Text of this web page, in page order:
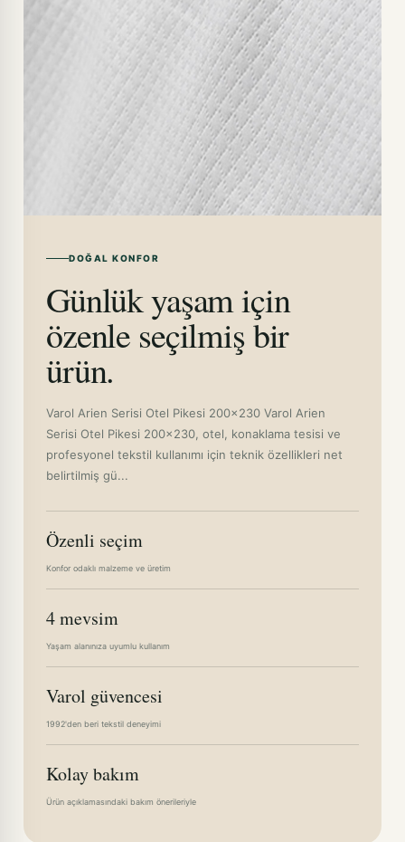
DOĞAL KONFOR
Günlük yaşam için
özenle seçilmiş bir
ürün.
Varol Arien Serisi Otel Pikesi 200x230 Varol Arien
Serisi Otel Pikesi 200x230, otel, konaklama tesisi ve
profesyonel tekstil kullanımı için teknik özellikleri net
belirtilmiş gü...
Özenli seçim
Konfor odaklı malzeme ve üretim
4 mevsim
Yaşam alanınıza uyumlu kullanım
Varol güvencesi
1992'den beri tekstil deneyimi
Kolay bakım
Ürün açıklamasındaki bakım önerileriyle